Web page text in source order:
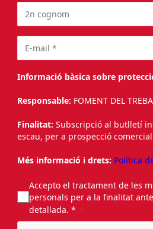
Informació bàsica sobre
Responsable: FOMENT DEL
Finalitat: Subscripció al butlletí
escau, per a prospecció
Més informació i drets: Política
Accepto el tractament de les
personals per a la finalitat
detallada. *